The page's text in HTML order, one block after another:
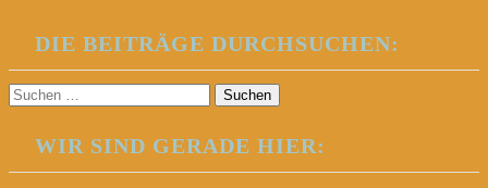
DIE BEITRÄGE DURCHSUCHEN:
Suchen
nach:
WIR SIND GERADE HIER: